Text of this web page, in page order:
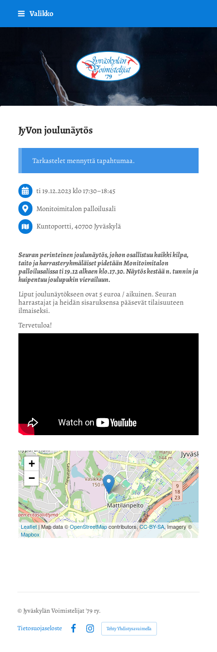
Siirry
sivun
sisältöön
Valikko
Jyväskylän Voimistelijat '79 ry.
JyVon joulunäytös
Tarkastelet mennyttä tapahtumaa.
ti 19.12.2023klo 17:30–18:45
Monitoimitalon palloilusali
Kuntoportti, 40700 Jyväskylä
Seuran perinteinen joulunäytös, johon osallistuu kaikki kilpa,
taito ja harrasteryhmäläiset pidetään Monitoimitalon
palloilusalissa ti 19.12 alkaen klo.17.30. Näytös kestää n. tunnin ja
huipentuu joulupukin vierailuun.
Liput joulunäytökseen ovat 5 euroa / aikuinen. Seuran
harrastajat ja heidän sisaruksensa pääsevät tilaisuuteen
ilmaiseksi.
Tervetuloa!
+
−
Leaflet| Map data ©OpenStreetMapcontributors,CC-BY-SA, Imagery ©
Mapbox
© Jyväskylän Voimistelijat '79 ry.
Tietosuojaseloste
FacebookInstagram
Tehty Yhdistysavaimella